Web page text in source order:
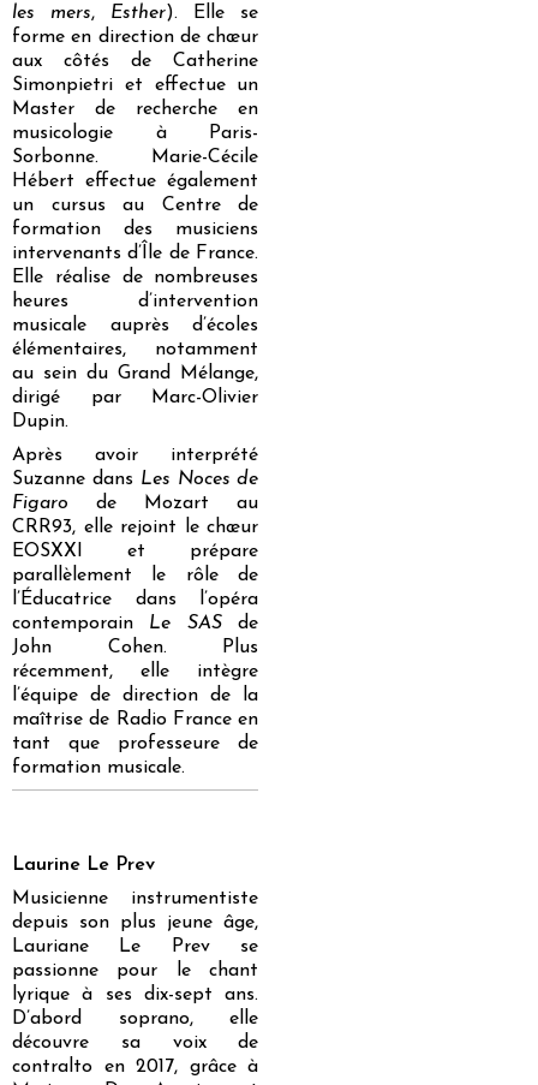
les mers, Esther). Elle se
forme en direction de chœur
aux côtés de Catherine
Simonpietri et effectue un
Master de recherche en
musicologie à Paris-
Sorbonne. Marie-Cécile
Hébert effectue également
un cursus au Centre de
formation des musiciens
intervenants d’Île de France.
Elle réalise de nombreuses
heures d’intervention
musicale auprès d’écoles
élémentaires, notamment
au sein du Grand Mélange,
dirigé par Marc-Olivier
Dupin.
Après avoir interprété
Suzanne dans Les Noces de
Figaro de Mozart au
CRR93, elle rejoint le chœur
EOSXXI et prépare
parallèlement le rôle de
l’Éducatrice dans l’opéra
contemporain Le SASde
John Cohen. Plus
récemment, elle intègre
l’équipe de direction de la
maîtrise de Radio France en
tant que professeure de
formation musicale.
Laurine Le Prev
Musicienne instrumentiste
depuis son plus jeune âge,
Lauriane Le Prev se
passionne pour le chant
lyrique à ses dix-sept ans.
D’abord soprano, elle
découvre sa voix de
contralto en 2017, grâce à